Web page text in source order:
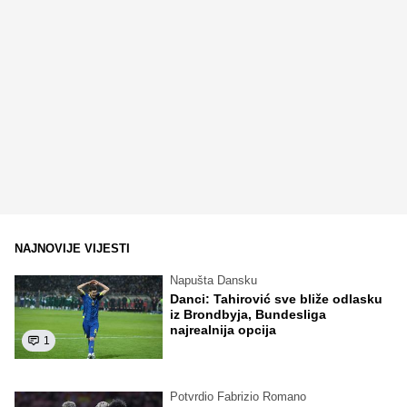
NAJNOVIJE VIJESTI
1
Napušta Dansku
Danci: Tahirović sve bliže odlasku
iz Brondbyja, Bundesliga
najrealnija opcija
Potvrdio Fabrizio Romano